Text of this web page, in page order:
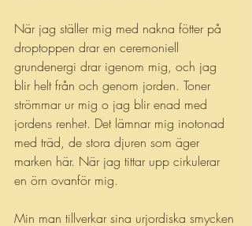
När jag ställer mig med nakna fötter på
droptoppen drar en ceremoniell
grundenergi drar igenom mig, och jag
blir helt från och genom jorden. Toner
strömmar ur mig o jag blir enad med
jordens renhet. Det lämnar mig inotonad
med träd, de stora djuren som äger
marken här. När jag tittar upp cirkulerar
en örn ovanför mig.
Min man tillverkar sina urjordiska smycken